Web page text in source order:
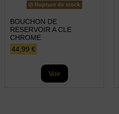
Rupture de stock
BOUCHON DE
RESERVOIR A CLE
CHROME
44,99 €
Voir